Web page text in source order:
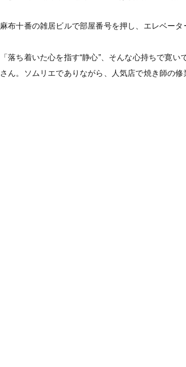
麻布十番の雑居ビルで部屋番号を押し、エレベータ
「落ち着いた心を指す“静心”、そんな心持ちで寛
さん。ソムリエでありながら、人気店で焼き師の